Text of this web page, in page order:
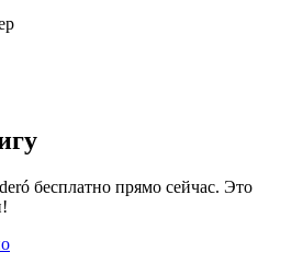
бесплатно прямо сейчас. Это